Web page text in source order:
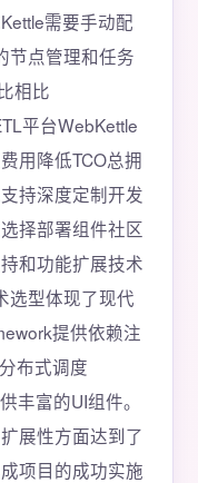
需要手动配
节点管理和任务
相比
平台WebKettle
用降低TCO总拥
持深度定制开发
择部署组件社区
和功能扩展技术
选型体现了现代
提供依赖注
布式调度
丰富的UI组件。
展性方面达到了
项目的成功实施